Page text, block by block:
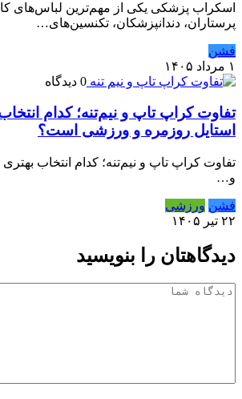
اسکراب پزشکی یکی از مهم‌ترین لباس‌های
پرستاران، دندانپزشکان، تکنسین‌های…
فشن
۱ مرداد ۱۴۰۵
0 دیدگاه
تفاوت کراپ تاپ و نیم‌تنه؛ کدام
استایل روزمره و ورزشی است؟
تفاوت کراپ تاپ و نیم‌تنه؛ کدام انتخاب
و…
فشن ورزشی
۲۲ تیر ۱۴۰۵
دیدگاهتان را بنویسید